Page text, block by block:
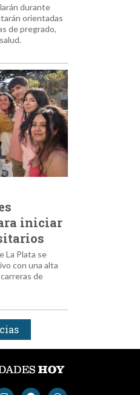
durante
orientadas
de pregrado,
iniciar
La Plata se
con una alta
de